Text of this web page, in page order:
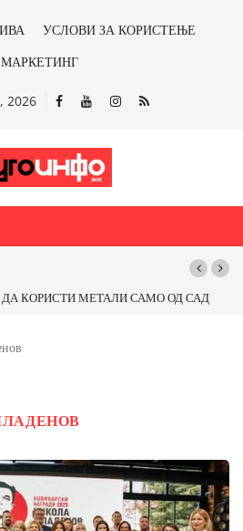
УСЛОВИ ЗА КОРИСТЕЊЕ
МАРКЕТИНГ
2026
КОРИСТИ МЕТАЛИ САМО ОД САД